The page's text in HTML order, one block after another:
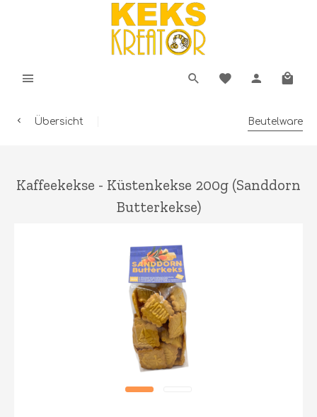
Übersicht Beutelware
Kaffeekekse - Küstenkekse 200g (Sanddorn
Butterkekse)